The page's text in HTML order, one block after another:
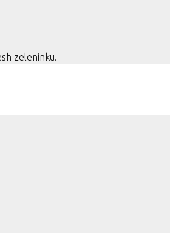
zeleninku.